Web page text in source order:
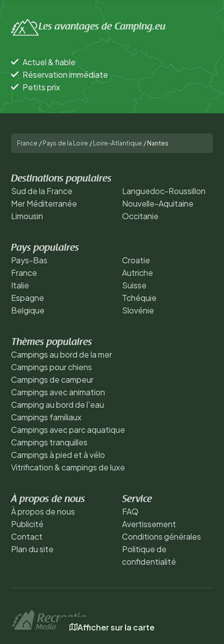
Afficher sur la carte
Les avantages de Camping.eu
Actuel & fiable
Réservation immédiate
Petits prix
France / Pays de la Loire / Loire-Atlantique / Nantes
Destinations populaires
Sud de la France
Mer Méditerranée
Limousin
Languedoc-Roussillon
Nouvelle-Aquitaine
Occitanie
Pays populaires
Pays-Bas
France
Italie
Espagne
Belgique
Croatie
Autriche
Suisse
Tchéquie
Slovénie
Thèmes populaires
Campings au bord de la mer
Campings pour chiens
Campings de campeur
Campings avec animation
Camping au bord de l'eau
Campings familiaux
Campings avec parc aquatique
Campings tranquilles
Campings à pied et à vélo
Vitrification & campings de luxe
À propos de nous
À propos de nous
Publicité
Contact
Plan du site
Service
FAQ
Avertissement
Conditions générales
Politique de
confidentialité